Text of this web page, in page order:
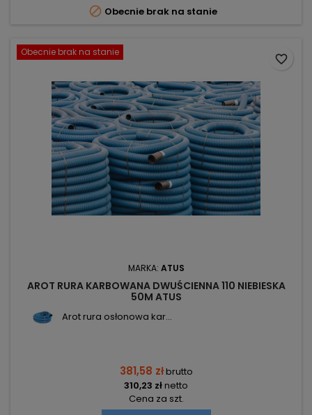
 Obecnie brak na stanie
Obecnie brak na stanie
MARKA: ATUS
AROT RURA KARBOWANA DWUŚCIENNA 110 NIEBIESKA
50M ATUS
Arot rura osłonowa kar...
381,58 złbrutto
310,23 złnetto
Cena za szt.
favorite_border